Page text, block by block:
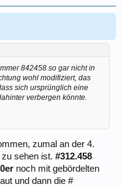
842458 so gar nicht in
wohl modifiziert, das
sich ursprünglich eine
verbergen könnte.
zumal an der 4.
sehen ist. #312.458
noch mit gebördelten
und dann die #